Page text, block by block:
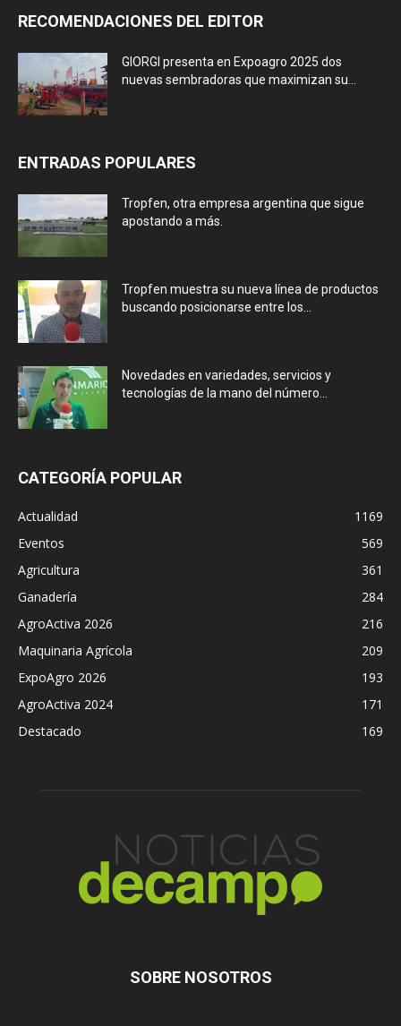
RECOMENDACIONES DEL EDITOR
GIORGI presenta en Expoagro 2025 dos
nuevas sembradoras que maximizan su...
ENTRADAS POPULARES
Tropfen, otra empresa argentina que sigue
apostando a más.
Tropfen muestra su nueva línea de productos
buscando posicionarse entre los...
Novedades en variedades, servicios y
tecnologías de la mano del número...
CATEGORÍA POPULAR
Actualidad
1169
Eventos
569
Agricultura
361
Ganadería
284
AgroActiva 2026
216
Maquinaria Agrícola
209
ExpoAgro 2026
193
AgroActiva 2024
171
Destacado
169
SOBRE NOSOTROS